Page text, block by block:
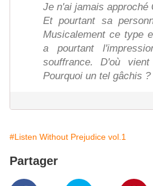
Je n'ai jamais approché
Et pourtant sa
Musicalement ce type
a pourtant
souffrance. D'où
Pourquoi un tel gâchis ?
#Listen Without Prejudice vol.1
Partager